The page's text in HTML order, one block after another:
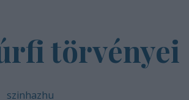
törvényei
szinhazhu